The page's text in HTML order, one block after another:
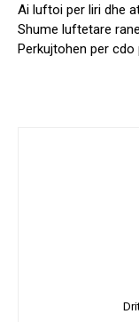
Ai luftoi per liri dhe
Shume luftetare
Perkujtohen per cdo